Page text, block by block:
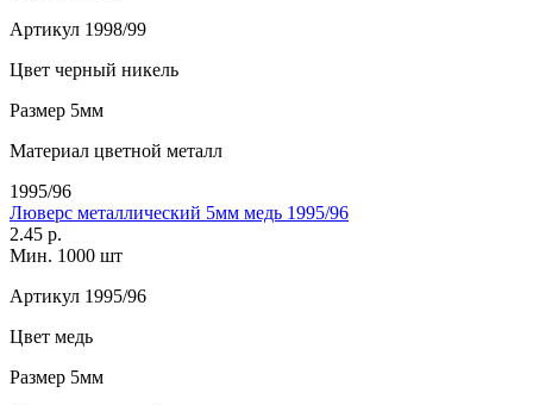
Артикул 1998/99
Цвет черный никель
Размер 5мм
Материал цветной металл
1995/96
Люверс металлический 5мм медь 1995/96
2.45 р.
Мин. 1000 шт
Артикул 1995/96
Цвет медь
Размер 5мм